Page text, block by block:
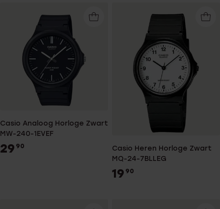
Casio Analoog Horloge Zwart
MW-240-1EVEF
29 90
Casio Heren Horloge Zwart
MQ-24-7BLLEG
19 90